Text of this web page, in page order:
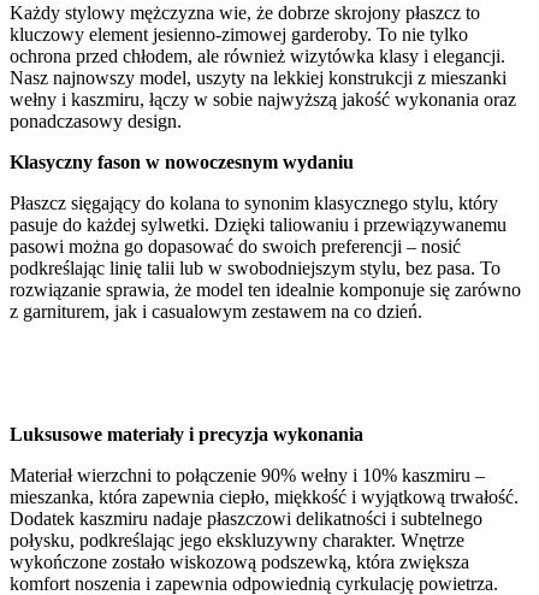
Każdy stylowy mężczyzna wie, że dobrze skrojony płaszcz to
kluczowy element jesienno-zimowej garderoby. To nie tylko
ochrona przed chłodem, ale również wizytówka klasy i elegancji.
Nasz najnowszy model, uszyty na lekkiej konstrukcji z mieszanki
wełny i kaszmiru, łączy w sobie najwyższą jakość wykonania oraz
ponadczasowy design.
Klasyczny fason w nowoczesnym wydaniu
Płaszcz sięgający do kolana to synonim klasycznego stylu, który
pasuje do każdej sylwetki. Dzięki taliowaniu i przewiązywanemu
pasowi można go dopasować do swoich preferencji – nosić
podkreślając linię talii lub w swobodniejszym stylu, bez pasa. To
rozwiązanie sprawia, że model ten idealnie komponuje się zarówno
z garniturem, jak i casualowym zestawem na co dzień.
Luksusowe materiały i precyzja wykonania
Materiał wierzchni to połączenie 90% wełny i 10% kaszmiru –
mieszanka, która zapewnia ciepło, miękkość i wyjątkową trwałość.
Dodatek kaszmiru nadaje płaszczowi delikatności i subtelnego
połysku, podkreślając jego ekskluzywny charakter. Wnętrze
wykończone zostało wiskozową podszewką, która zwiększa
komfort noszenia i zapewnia odpowiednią cyrkulację powietrza.